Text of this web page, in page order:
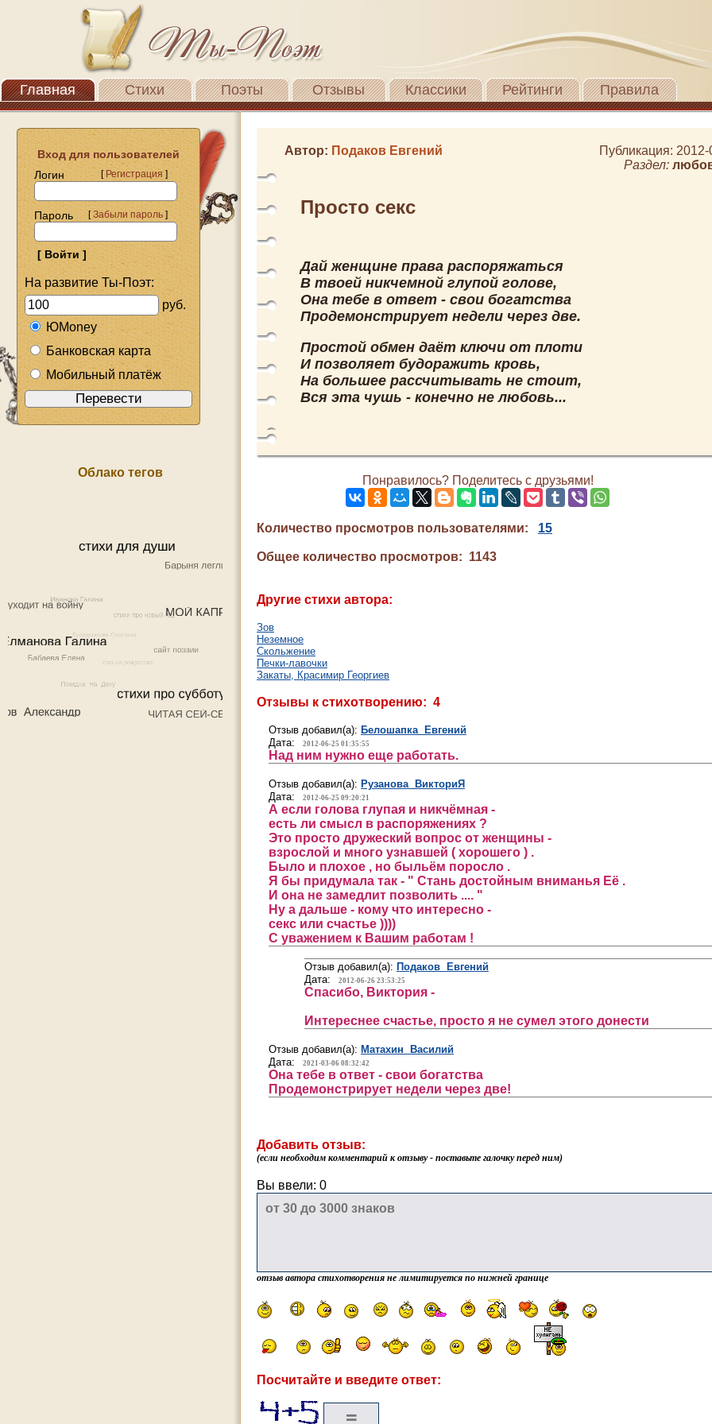
Главная Стихи Поэты Отзывы Классики Рейтинги Правила
Вход для пользователей
Логин
[Регистрация]
Пароль [Забыли пароль]
На развитие Ты-Поэт:
руб.
ЮMoney
Банковская карта
Мобильный платёж
Облако тегов
Автор: Подаков Евгений
Публикация:
Раздел:
Просто секс
Дай женщине права распоряжаться
В твоей никчемной глупой голове,
Она тебе в ответ - свои богатства
Продемонстрирует недели через две.
Простой обмен даёт ключи от плоти
И позволяет будоражить кровь,
На большее рассчитывать не стоит,
Вся эта чушь - конечно не любовь...
Понравилось? Поделитесь с друзьями!
Количество просмотров пользователями: 15
Общее количество просмотров: 1143
Другие стихи автора:
Зов
Неземное
Скольжение
Печки-лавочки
Закаты, Красимир Георгиев
Отзывы к стихотворению: 4
Отзыв добавил(а): Белошапка Евгений
Дата:
2012-06-25 01:35:55
Над ним нужно еще работать.
Отзыв добавил(а): Рузанова ВикториЯ
Дата:
2012-06-25 09:20:21
А если голова глупая и никчёмная -
есть ли смысл в распоряжениях ?
Это просто дружеский вопрос от женщины -
взрослой и много узнавшей ( хорошего ) .
Было и плохое , но быльём поросло .
Я бы придумала так - " Стань достойным вниманья Её .
И она не замедлит позволить .... "
Ну а дальше - кому что интересно -
секс или счастье ))))
С уважением к Вашим работам !
Отзыв добавил(а): Подаков Евгений
Дата:
2012-06-26 23:53:25
Спасибо, Виктория -
Интереснее счастье, просто я не сумел этого донести
Отзыв добавил(а): Матахин Василий
Дата:
2021-03-06 08:32:42
Она тебе в ответ - свои богатства
Продемонстрирует недели через две!
Добавить отзыв:
(если необходим комментарий к отзыву - поставьте галочку перед ним)
Вы ввели: 0
отзыв автора стихотворения не лимитируется по нижней границе
Посчитайте и введите ответ: